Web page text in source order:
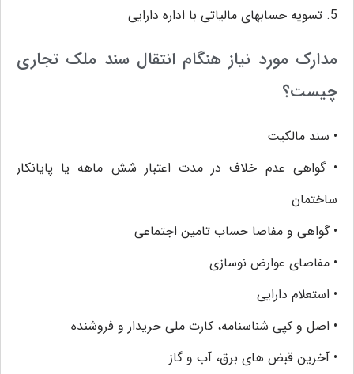
5. تسویه حسابهای مالیاتی با اداره دارایی
مدارک مورد نیاز هنگام انتقال سند ملک تجاری
چیست؟
• سند مالکیت
• گواهی عدم خلاف در مدت اعتبار شش ماهه یا پایانکار
ساختمان
• گواهی و مفاصا حساب تامین اجتماعی
• مفاصای عوارض نوسازی
• استعلام دارایی
• اصل و کپی شناسنامه، کارت ملی خریدار و فروشنده
• آخرین قبض های برق، آب و گاز